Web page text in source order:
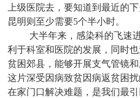
上级医院去，要知道到最近的
昆明则至少需要5个半小时。
大半年来，感染科的飞速
利于科室和医院的发展，同时
贫困郊县，能够开展支气管镜
这片深受因病致贫因病返贫困
在家门口解决难题，是我们最引